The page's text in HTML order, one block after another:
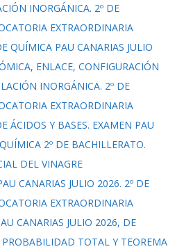
INORGÁNICA. 2º DE
EXTRAORDINARIA
QUÍMICA PAU CANARIAS JULIO
ENLACE, CONFIGURACIÓN
INORGÁNICA. 2º DE
EXTRAORDINARIA
ÁCIDOS Y BASES. EXAMEN PAU
2º DE BACHILLERATO.
DEL VINAGRE
CANARIAS JULIO 2026. 2º DE
EXTRAORDINARIA
CANARIAS JULIO 2026, DE
TOTAL Y TEOREMA